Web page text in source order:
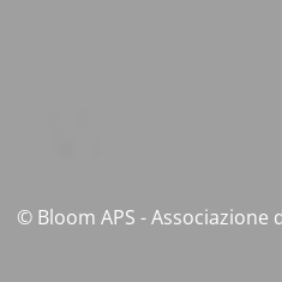
© Bloom APS -